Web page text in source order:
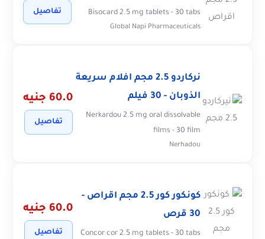
Bisocard 2.5 mg tablets - 30 tabs
Global Napi Pharmaceuticals
تفاصيل
نركاردو 2.5 مجم افلام سريعة
الذوبان - 30 فيلم
Nerkardou 2.5 mg oral dissolvable
films - 30 film
Nerhadou
60.0 جنيه
تفاصيل
كونكور كور 2.5 مجم اقراص -
30 قرص
Concor cor 2.5 mg tablets - 30 tabs
60.0 جنيه
تفاصيل